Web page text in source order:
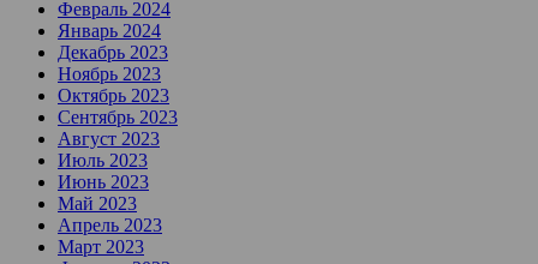
Февраль 2024
Январь 2024
Декабрь 2023
Ноябрь 2023
Октябрь 2023
Сентябрь 2023
Август 2023
Июль 2023
Июнь 2023
Май 2023
Апрель 2023
Март 2023